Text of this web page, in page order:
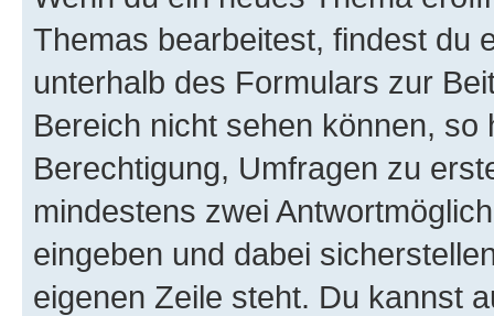
Themas bearbeitest, findest du
unterhalb des Formulars zur
Bereich nicht sehen können,
Berechtigung, Umfragen zu
mindestens zwei
eingeben und dabei
eigenen Zeile steht. Du kannst